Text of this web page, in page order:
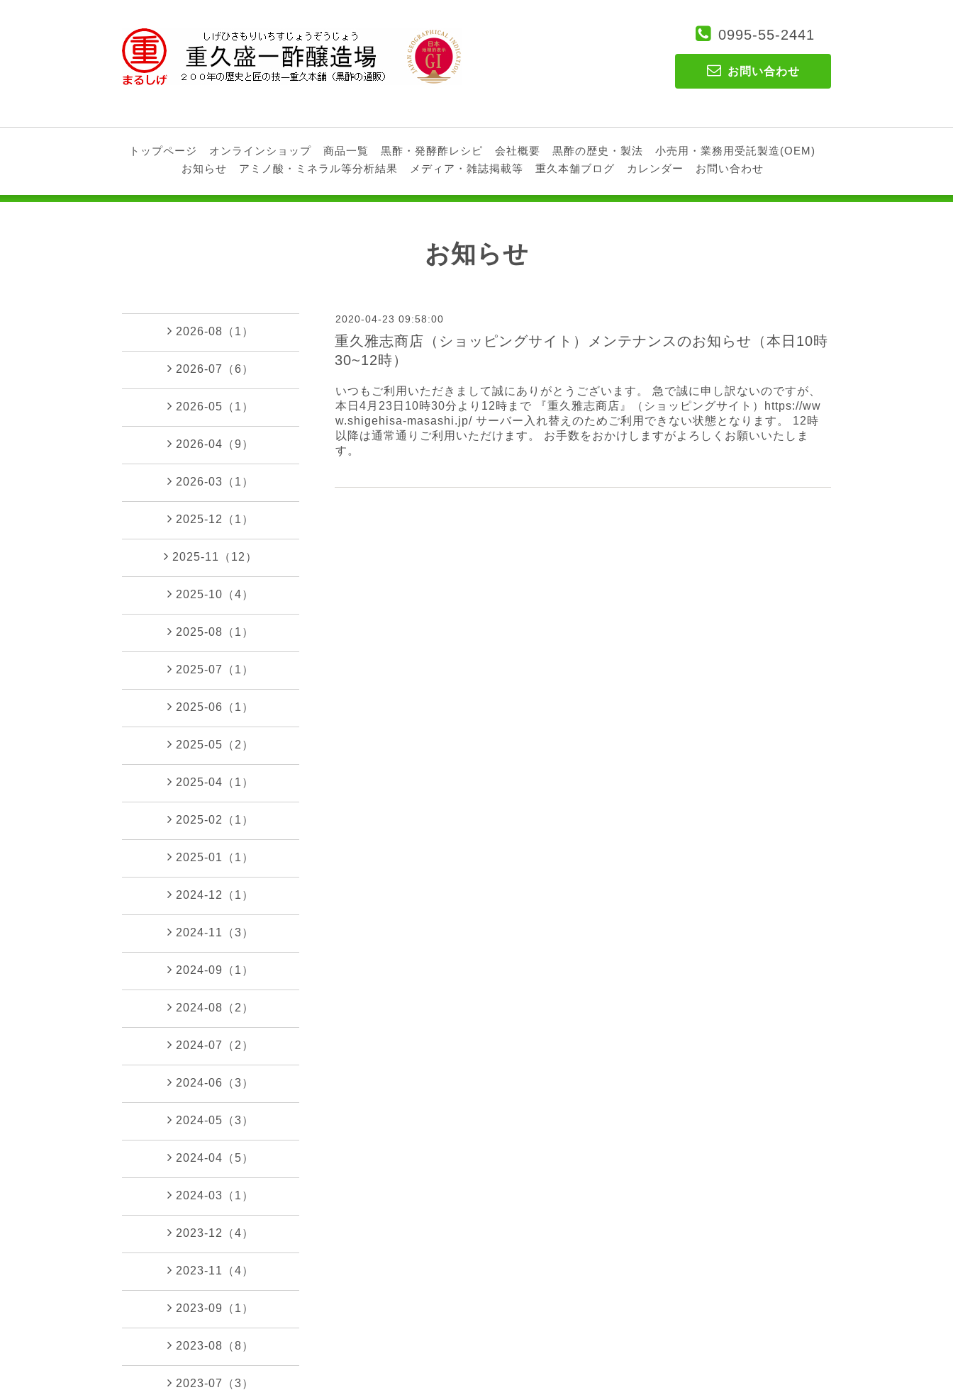
0995-55-2441
お問い合わせ
トップページ オンラインショップ 商品一覧 黒酢・発酵酢レシピ 会社概要 黒酢の歴史・製法
小売用・業務用受託製造(OEM)
お知らせ
アミノ酸・ミネラル等分析結果 メディア・雑誌掲載等 重久本舗ブログ カレンダー お問い合わせ
お知らせ
2020-04-23 09:58:00
重久雅志商店（ショッピングサイト）メンテナンスのお知らせ（本日10時
30~12時）
いつもご利用いただきまして誠にありがとうございます。 急で誠に申し訳ないのですが、
本日4月23日10時30分より12時まで 『重久雅志商店』（ショッピングサイト）https://ww
w.shigehisa-masashi.jp/ サーバー入れ替えのためご利用できない状態となります。 12時
以降は通常通りご利用いただけます。 お手数をおかけしますがよろしくお願いいたしま
す。
2026-08（1）
2026-07（6）
2026-05（1）
2026-04（9）
2026-03（1）
2025-12（1）
2025-11（12）
2025-10（4）
2025-08（1）
2025-07（1）
2025-06（1）
2025-05（2）
2025-04（1）
2025-02（1）
2025-01（1）
2024-12（1）
2024-11（3）
2024-09（1）
2024-08（2）
2024-07（2）
2024-06（3）
2024-05（3）
2024-04（5）
2024-03（1）
2023-12（4）
2023-11（4）
2023-09（1）
2023-08（8）
2023-07（3）